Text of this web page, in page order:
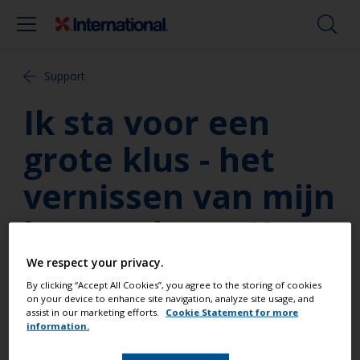
Support
Ik sta voor een
grote klus - het
vernissen van mijn
houten boot. Hoe
kan ik te weten
komen hoe lang ik
over het werk doe,
We respect your privacy.
By clicking “Accept All Cookies”, you agree to the storing of cookies
on your device to enhance site navigation, analyze site usage, and
assist in our marketing efforts.
Cookie Statement for more
information.